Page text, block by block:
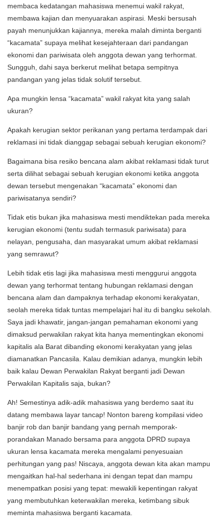
membaca kedatangan mahasiswa menemui wakil rakyat,
membawa kajian dan menyuarakan aspirasi. Meski bersusah
payah menunjukkan kajiannya, mereka malah diminta berganti
“kacamata” supaya melihat kesejahteraan dari pandangan
ekonomi dan pariwisata oleh anggota dewan yang terhormat.
Sungguh, dahi saya berkerut melihat betapa sempitnya
pandangan yang jelas tidak solutif tersebut.
Apa mungkin lensa “kacamata” wakil rakyat kita yang salah
ukuran?
Apakah kerugian sektor perikanan yang pertama terdampak dari
reklamasi ini tidak dianggap sebagai sebuah kerugian ekonomi?
Bagaimana bisa resiko bencana alam akibat reklamasi tidak turut
serta dilihat sebagai sebuah kerugian ekonomi ketika anggota
dewan tersebut mengenakan “kacamata” ekonomi dan
pariwisatanya sendiri?
Tidak etis bukan jika mahasiswa mesti mendiktekan pada mereka
kerugian ekonomi (tentu sudah termasuk pariwisata) para
nelayan, pengusaha, dan masyarakat umum akibat reklamasi
yang semrawut?
Lebih tidak etis lagi jika mahasiswa mesti menggurui anggota
dewan yang terhormat tentang hubungan reklamasi dengan
bencana alam dan dampaknya terhadap ekonomi kerakyatan,
seolah mereka tidak tuntas mempelajari hal itu di bangku sekolah.
Saya jadi khawatir, jangan-jangan pemahaman ekonomi yang
dimaksud perwakilan rakyat kita hanya mementingkan ekonomi
kapitalis ala Barat dibanding ekonomi kerakyatan yang jelas
diamanatkan Pancasila. Kalau demikian adanya, mungkin lebih
baik kalau Dewan Perwakilan Rakyat berganti jadi Dewan
Perwakilan Kapitalis saja, bukan?
Ah! Semestinya adik-adik mahasiswa yang berdemo saat itu
datang membawa layar tancap! Nonton bareng kompilasi video
banjir rob dan banjir bandang yang pernah memporak-
porandakan Manado bersama para anggota DPRD supaya
ukuran lensa kacamata mereka mengalami penyesuaian
perhitungan yang pas! Niscaya, anggota dewan kita akan mampu
mengaitkan hal-hal sederhana ini dengan tepat dan mampu
menempatkan posisi yang tepat: mewakili kepentingan rakyat
yang membutuhkan keterwakilan mereka, ketimbang sibuk
meminta mahasiswa berganti kacamata.